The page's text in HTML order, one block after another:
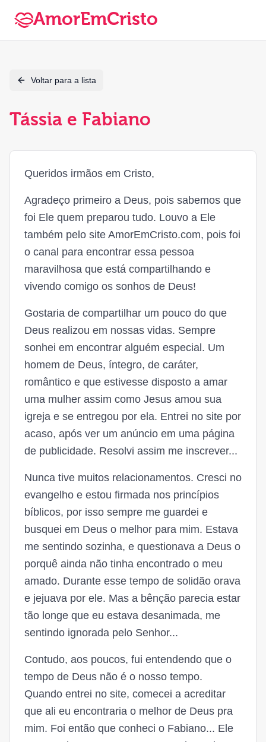
AmorEmCristo
Voltar para a lista
Tássia e Fabiano
Queridos irmãos em Cristo,
Agradeço primeiro a Deus, pois sabemos que
foi Ele quem preparou tudo. Louvo a Ele
também pelo site AmorEmCristo.com, pois foi
o canal para encontrar essa pessoa
maravilhosa que está compartilhando e
vivendo comigo os sonhos de Deus!
Gostaria de compartilhar um pouco do que
Deus realizou em nossas vidas. Sempre
sonhei em encontrar alguém especial. Um
homem de Deus, íntegro, de caráter,
romântico e que estivesse disposto a amar
uma mulher assim como Jesus amou sua
igreja e se entregou por ela. Entrei no site por
acaso, após ver um anúncio em uma página
de publicidade. Resolvi assim me inscrever...
Nunca tive muitos relacionamentos. Cresci no
evangelho e estou firmada nos princípios
bíblicos, por isso sempre me guardei e
busquei em Deus o melhor para mim. Estava
me sentindo sozinha, e questionava a Deus o
porquê ainda não tinha encontrado o meu
amado. Durante esse tempo de solidão orava
e jejuava por ele. Mas a bênção parecia estar
tão longe que eu estava desanimada, me
sentindo ignorada pelo Senhor...
Contudo, aos poucos, fui entendendo que o
tempo de Deus não é o nosso tempo.
Quando entrei no site, comecei a acreditar
que ali eu encontraria o melhor de Deus pra
mim. Foi então que conheci o Fabiano... Ele